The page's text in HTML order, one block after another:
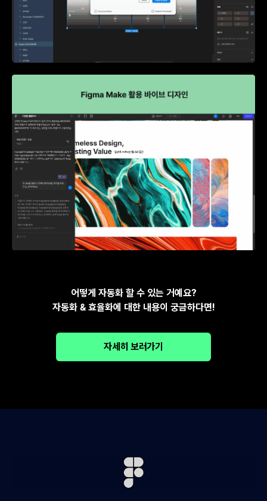
어떻게 자동화 할 수 있는 거예요?
자동화 & 효율화에 대한 내용이 궁금하다면!
자세히 보러가기